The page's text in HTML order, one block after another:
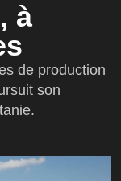
à
de production
son